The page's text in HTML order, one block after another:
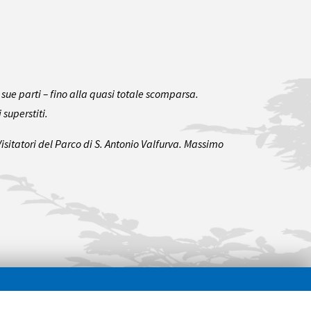
parti – fino alla quasi totale scomparsa.
superstiti.
del Parco di S. Antonio Valfurva. Massimo